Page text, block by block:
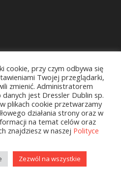
cookie, przy czym odbywa się
Twojej przeglądarki,
zmienić. Administratorem
jest Dressler Dublin sp.
plikach cookie przetwarzamy
działania strony oraz w
na temat celów oraz
znajdziesz w naszej Polityce
Zezwól na wszystkie